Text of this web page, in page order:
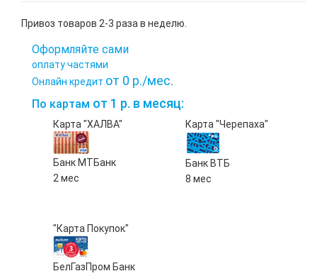
Привоз товаров 2-3 раза в неделю.
Оформляйте сами
оплату частями
Онлайн кредит от 0 р./мес.
По картам от 1 р. в месяц:
Карта "ХАЛВА"
Банк МТБанк
2 мес
Карта "Черепаха"
Банк ВТБ
8 мес
"Карта Покупок"
БелГазПром Банк